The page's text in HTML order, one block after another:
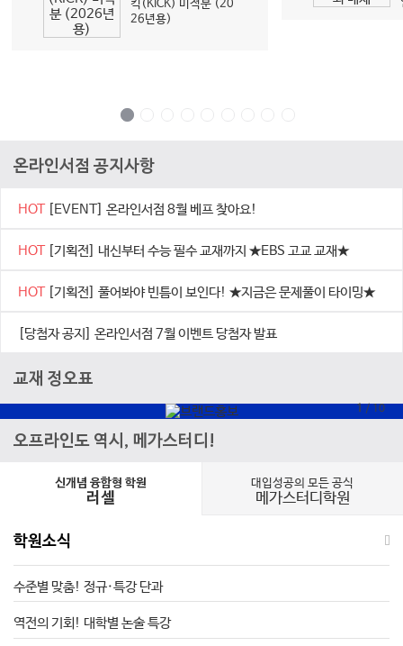
킥(KICK) 미적분 (20
26년용)
온라인서점 공지사항
HOT[EVENT] 온라인서점 8월 베프 찾아요!
HOT[기획전] 내신부터 수능 필수 교재까지 ★EBS 고교 교재★
HOT[기획전] 풀어봐야 빈틈이 보인다! ★지금은 문제풀이 타이밍★
[당첨자 공지] 온라인서점 7월 이벤트 당첨자 발표
교재 정오표
1 / 10
오프라인도 역시, 메가스터디!
신개념 융합형 학원
러셀
대입성공의 모든 공식
메가스터디학원
학원소식
수준별 맞춤! 정규·특강 단과
역전의 기회! 대학별 논술 특강